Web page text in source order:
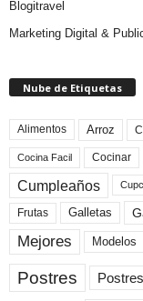
Blogitravel
Marketing Digital &
Nube de Etiquetas
Alimentos Arroz
Cocina Facil Cocinar
Cumpleaños
Frutas Galletas
Mejores Modelos
Postres